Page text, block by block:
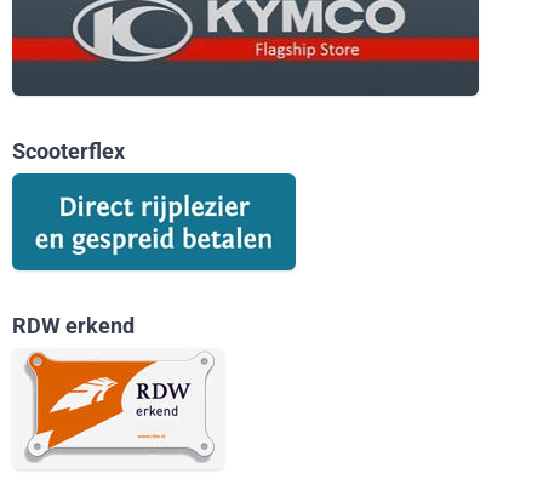
Scooterflex
RDW erkend